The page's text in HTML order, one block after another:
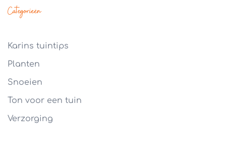
Categorieën
Karins tuintips
Planten
Snoeien
Ton voor een tuin
Verzorging